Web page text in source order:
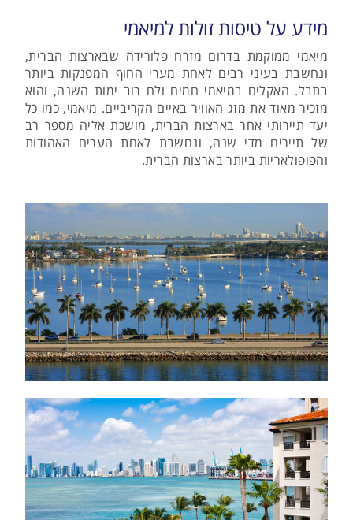
מידע על טיסות זולות למיאמי
מיאמי ממוקמת בדרום מזרח פלורידה שבארצות הברית,
ונחשבת בעיני רבים לאחת מערי החוף המפנקות ביותר
בתבל. האקלים במיאמי חמים ולח רוב ימות השנה, והוא
מזכיר מאוד את מזג האוויר באיים הקריביים. מיאמי, כמו כל
יעד תיירותי אחר בארצות הברית, מושכת אליה מספר רב
של תיירים מדי שנה, ונחשבת לאחת הערים האהודות
והפופולאריות ביותר בארצות הברית.